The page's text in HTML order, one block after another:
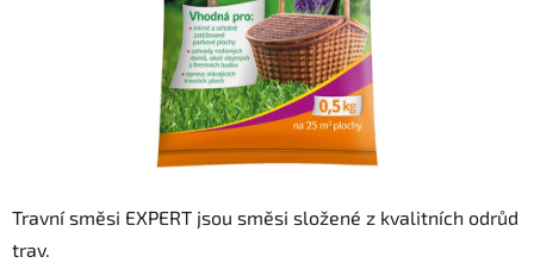
Travní směsi EXPERT jsou směsi složené z kvalitních odrůd
trav.